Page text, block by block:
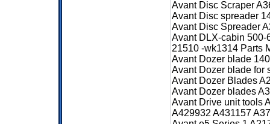
Avant Disc Scraper
Avant Disc spreader
Avant Disc Spreader
Avant DLX-cabin 500-
21510 -wk1314 Parts
Avant Dozer blade
Avant Dozer blade for
Avant Dozer Blades
Avant Dozer blades
Avant Drive unit tools
A429932 A431157